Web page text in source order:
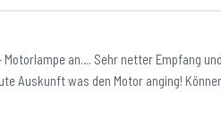
an…. Sehr netter Empfang
Auskunft was den Motor anging!